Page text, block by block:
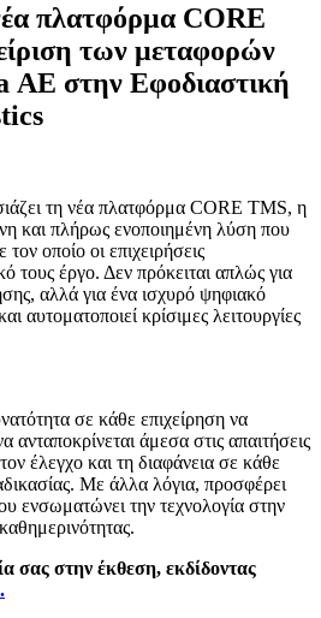
πλατφόρμα CORE
των μεταφορών
ΑΕ στην Εφοδιαστική
τη νέα πλατφόρμα CORE TMS, η
και πλήρως ενοποιημένη λύση που
οποίο οι επιχειρήσεις
τους έργο. Δεν πρόκειται απλώς για
αλλά για ένα ισχυρό ψηφιακό
αυτοματοποιεί κρίσιμες λειτουργίες
σε κάθε επιχείρηση να
ανταποκρίνεται άμεσα στις απαιτήσεις
έλεγχο και τη διαφάνεια σε κάθε
Με άλλα λόγια, προσφέρει
ενσωματώνει την τεχνολογία στην
σας στην έκθεση, εκδίδοντας